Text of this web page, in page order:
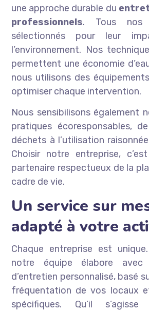
une approche durable du
professionnels. Tous nos
sélectionnés pour leur
l’environnement. Nos
permettent une économie
nous utilisons des
optimiser chaque intervention.
Nous sensibilisons également
pratiques écoresponsables,
déchets à l’utilisation
Choisir notre entreprise,
partenaire respectueux de la
cadre de vie.
Un service sur
adapté à votre
Chaque entreprise est
notre équipe élabore
d’entretien personnalisé, basé
fréquentation de vos locaux
spécifiques. Qu’il